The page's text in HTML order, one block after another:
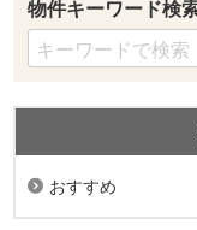
物件キーワード検
おすすめ